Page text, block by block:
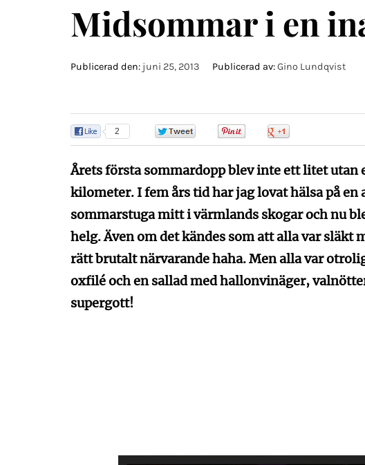
Midsommar i en
Publicerad den: juni 25, 2013 Publicerad av:Gino Lundqvist
2
Årets första sommardopp blev inte ett litet utan
kilometer. I fem års tid har jag lovat hälsa på en
sommarstuga mitt i värmlands skogar och nu
helg. Även om det kändes som att alla var släkt
rätt brutalt närvarande haha. Men alla var
oxfilé och en sallad med hallonvinäger,
supergott!